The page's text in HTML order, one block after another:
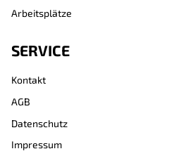
Arbeitsplätze
SERVICE
Kontakt
AGB
Datenschutz
Impressum